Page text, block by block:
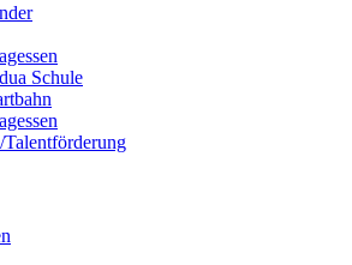
Schule
Talentförderung